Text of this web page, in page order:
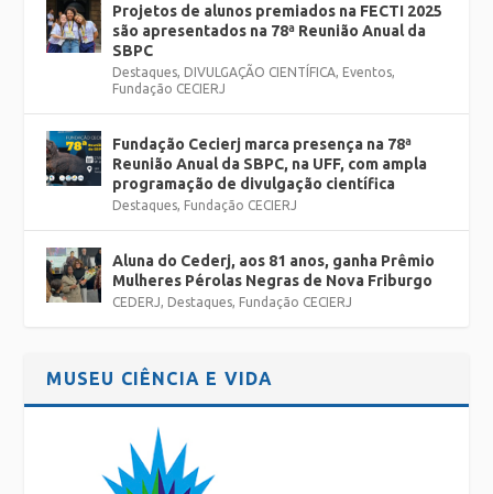
Projetos de alunos premiados na FECTI 2025
são apresentados na 78ª Reunião Anual da
SBPC
Destaques, DIVULGAÇÃO CIENTÍFICA, Eventos,
Fundação CECIERJ
Fundação Cecierj marca presença na 78ª
Reunião Anual da SBPC, na UFF, com ampla
programação de divulgação científica
Destaques, Fundação CECIERJ
Aluna do Cederj, aos 81 anos, ganha Prêmio
Mulheres Pérolas Negras de Nova Friburgo
CEDERJ, Destaques, Fundação CECIERJ
MUSEU CIÊNCIA E VIDA